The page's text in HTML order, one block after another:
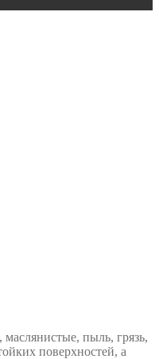
пыль, грязь,
поверхностей, а